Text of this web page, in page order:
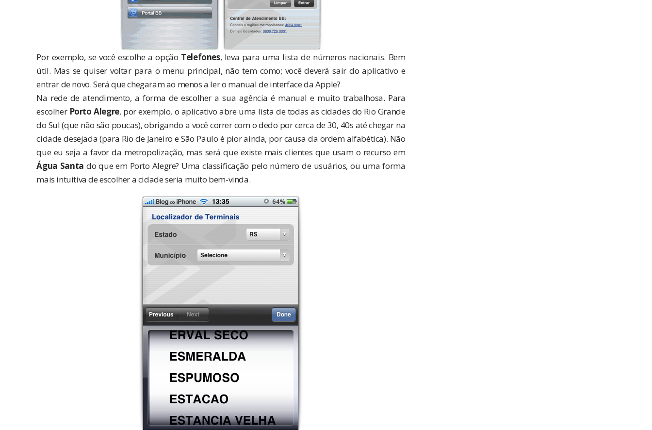
Por exemplo, se você escolhe a opção Telefones, leva para uma lista de números nacionais. Bem
útil. Mas se quiser voltar para o menu principal, não tem como; você deverá sair do aplicativo e
entrar de novo. Será que chegaram ao menos a ler o manual de interface da Apple?
Na rede de atendimento, a forma de escolher a sua agência é manual e muito trabalhosa. Para
escolher Porto Alegre, por exemplo, o aplicativo abre uma lista de todas as cidades do Rio Grande
do Sul (que não são poucas), obrigando a você correr com o dedo por cerca de 30, 40s até chegar na
cidade desejada (para Rio de Janeiro e São Paulo é pior ainda, por causa da ordem alfabética). Não
que eu seja a favor da metropolização, mas será que existe mais clientes que usam o recurso em
Água Santa do que em Porto Alegre? Uma classificação pelo número de usuários, ou uma forma
mais intuitiva de escolher a cidade seria muito bem-vinda.